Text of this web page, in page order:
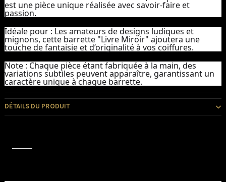
est une pièce unique réalisée avec savoir-faire et
passion.
Idéale pour : Les amateurs de designs ludiques et
mignons, cette barrette "Livre Miroir" ajoutera une
touche de fantaisie et d’originalité à vos coiffures.
Note : Chaque pièce étant fabriquée à la main, des
variations subtiles peuvent apparaître, garantissant un
caractère unique à chaque barrette.
DÉTAILS DU PRODUIT